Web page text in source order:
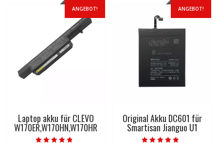
ANGEBOT!
Laptop akku für CLEVO
W170ER,W170HN,W170HR
ANGEBOT!
Original Akku DC601 für
Smartisan Jianguo U1